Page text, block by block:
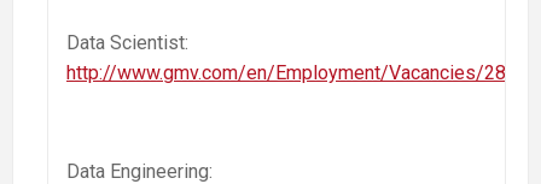
Data Scientist:
http://www.gmv.com/en/Employment/Vacancies/
Data Engineering: